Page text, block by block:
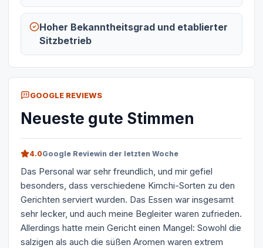
Hoher Bekanntheitsgrad und etablierter
Sitzbetrieb
GOOGLE REVIEWS
Neueste gute Stimmen
4.0Google Reviewin der letzten Woche
Das Personal war sehr freundlich, und mir gefiel
besonders, dass verschiedene Kimchi-Sorten zu den
Gerichten serviert wurden. Das Essen war insgesamt
sehr lecker, und auch meine Begleiter waren zufrieden.
Allerdings hatte mein Gericht einen Mangel: Sowohl die
salzigen als auch die süßen Aromen waren extrem